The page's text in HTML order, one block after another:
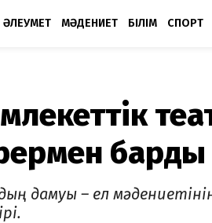
ӘЛЕУМЕТ МӘДЕНИЕТ БІЛІМ СПОРТ
барды
дамуы – ел